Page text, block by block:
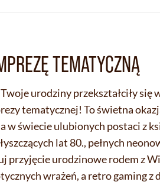
TEMATYCZNĄ
urodziny przekształciły się
tematycznej! To świetna
w świecie ulubionych postaci z
lat 80., pełnych
przyjęcie urodzinowe rodem z
wrażeń, a retro gaming